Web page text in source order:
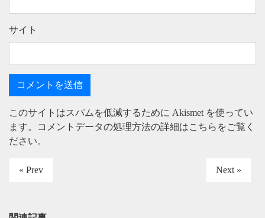
サイト
このサイトはスパムを低減するために Akismet を使ってい
ます。
コメントデータの処理方法の詳細はこちらをご覧く
ださい。
« Prev Next »